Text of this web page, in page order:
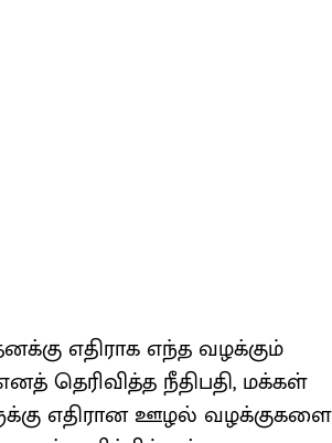
எதிராக எந்த வழக்கும்
தெரிவித்த நீதிபதி, மக்கள்
எதிரான ஊழல் வழக்குகளை